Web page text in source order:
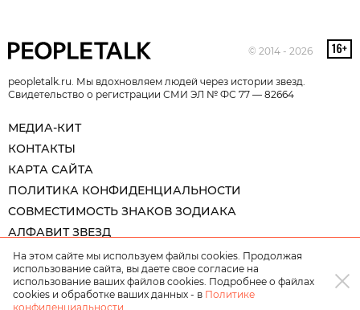
© 2014 - 2026
peopletalk.ru. Мы вдохновляем людей через истории звезд.
Свидетельство о регистрации СМИ ЭЛ № ФС 77 — 82664
МЕДИА-КИТ
КОНТАКТЫ
КАРТА САЙТА
ПОЛИТИКА КОНФИДЕНЦИАЛЬНОСТИ
СОВМЕСТИМОСТЬ ЗНАКОВ ЗОДИАКА
АЛФАВИТ ЗВЕЗД
На этом сайте мы используем файлы cookies. Продолжая
использование сайта, вы даете свое согласие на
использование ваших файлов cookies. Подробнее о файлах
cookies и обработке ваших данных - в Политике
конфиденциальности